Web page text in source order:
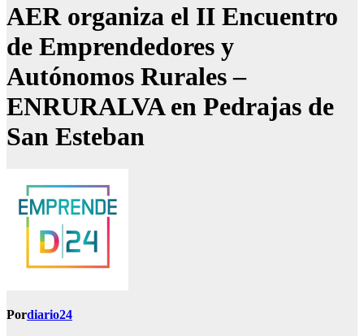
AER organiza el II Encuentro
de Emprendedores y
Autónomos Rurales –
ENRURALVA en Pedrajas de
San Esteban
Pordiario24